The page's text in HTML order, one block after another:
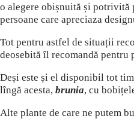
o alegere obișnuită și potrivită
persoane care apreciaza
Tot pentru astfel de situații
deosebită îl recomandă pentru
Deși este și el disponibil tot
lîngă acesta, brunia, cu
Alte plante de care ne putem